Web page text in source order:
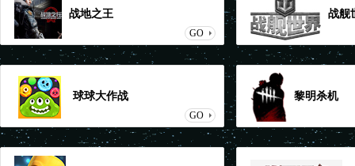
战地之王
GO
战舰
球球大作战
GO
黎明杀机